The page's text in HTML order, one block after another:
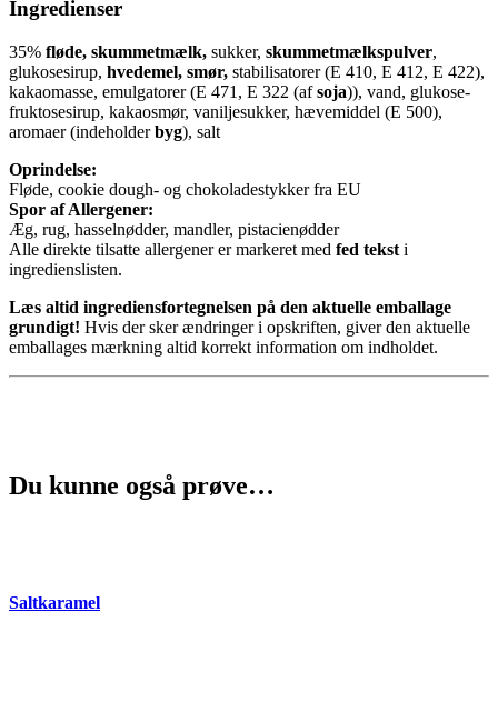
Ingredienser
35% fløde, skummetmælk, sukker, skummetmælkspulver,
glukosesirup, hvedemel, smør, stabilisatorer (E 410, E 412, E 422),
kakaomasse, emulgatorer (E 471, E 322 (afsoja)), vand, glukose-
fruktosesirup, kakaosmør, vaniljesukker, hævemiddel (E 500),
aromaer (indeholderbyg), salt
Oprindelse:
Fløde, cookie dough- og chokoladestykker fra EU
Spor af Allergener:
Æg, rug, hasselnødder, mandler, pistacienødder
Alle direkte tilsatte allergener er markeret med fed tekst i
ingredienslisten.
Læs altid ingrediensfortegnelsen på den aktuelle emballage
grundigt! Hvis der sker ændringer i opskriften, giver den aktuelle
emballages mærkning altid korrekt information om indholdet.
Du kunne også prøve…
Saltkaramel